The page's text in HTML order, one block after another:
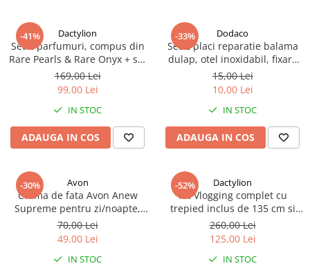
-41% Dactylion
Set 2 parfumuri, compus din
Rare Pearls & Rare Onyx + set
4 accesorii păr – ofertă
specială 99 lei
169,00 Lei
99,00 Lei
IN STOC
ADAUGA IN COS
-33% Dodaco
Set 2 placi reparatie balama
dulap, otel inoxidabil, fixare
rapida, rezistente, pentru usi
mobilier, cu 12 suruburi
incluse
15,00 Lei
10,00 Lei
IN STOC
ADAUGA IN COS
-30% Avon
Crema de fata Avon Anew
Supreme pentru zi/noapte,
Formula cu protinol, Pentru
ten matur, +45 ani
70,00 Lei
49,00 Lei
IN STOC
-52% Dactylion
Kit Vlogging complet cu
trepied inclus de 135 cm si
telecomanda bluetooth
260,00 Lei
125,00 Lei
IN STOC